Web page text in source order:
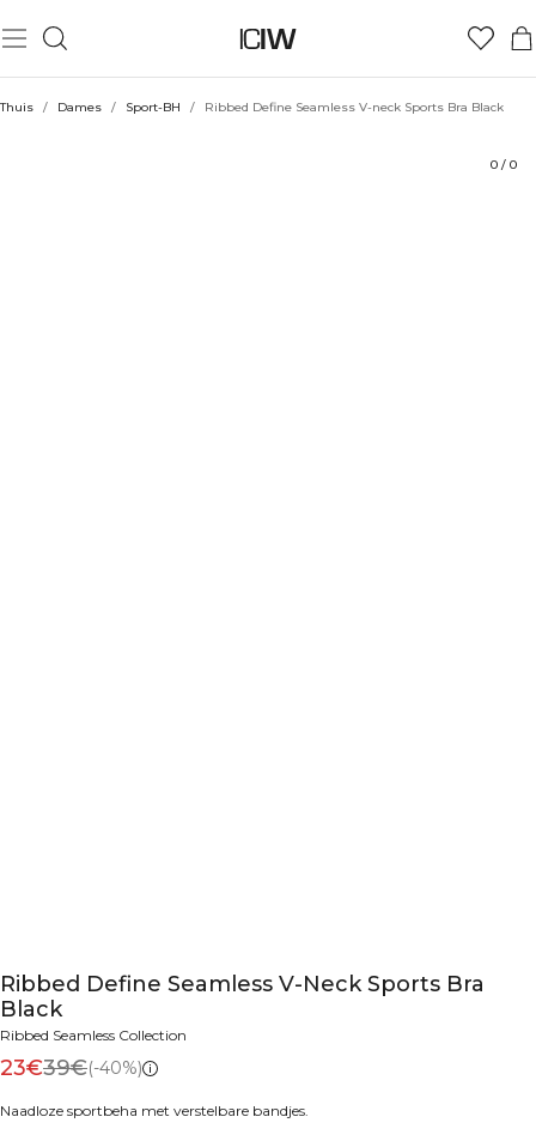
Thuis / Dames / Sport-BH / Ribbed Define Seamless V-neck Sports Bra Black
0 / 0
Ribbed Define Seamless V-Neck Sports Bra
Black
Ribbed Seamless Collection
23€39€(-40%)
Naadloze sportbeha met verstelbare bandjes.